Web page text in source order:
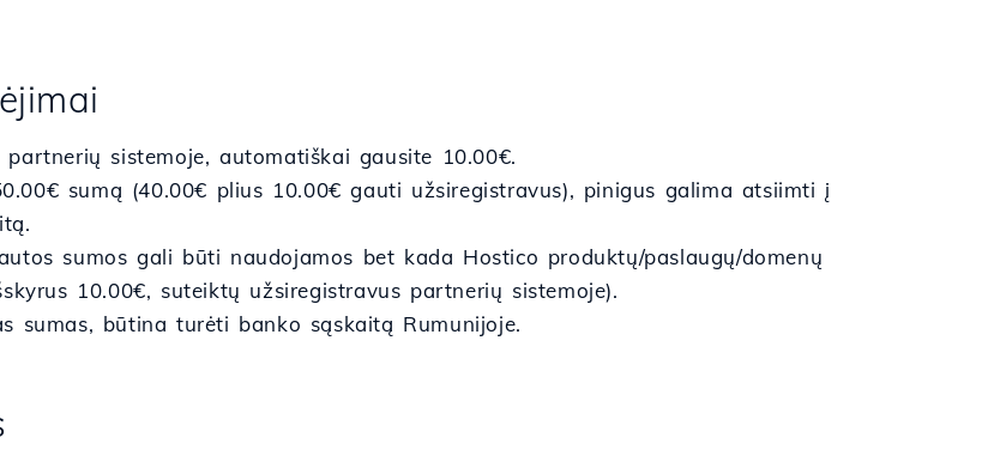
partnerių sistemoje, automatiškai gausite 10.00€.
sumą (40.00€ plius 10.00€ gauti užsiregistravus), pinigus galima atsiimti į
sumos gali būti naudojamos bet kada Hostico produktų/paslaugų/domenų
10.00€, suteiktų užsiregistravus partnerių sistemoje).
sumas, būtina turėti banko sąskaitą Rumunijoje.